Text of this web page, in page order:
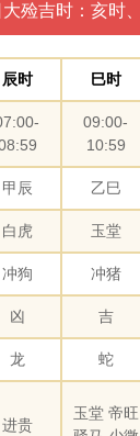
殓吉时：亥时
辰时 巳时
09:00-
10:59
甲辰 乙巳
白虎 玉堂
冲狗 冲猪
凶 吉
龙 蛇
进贵
玉堂 帝旺